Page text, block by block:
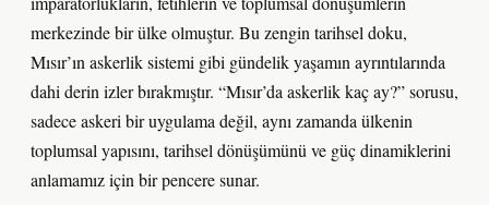
merkezinde bir ülke olmuştur. Bu zengin tarihsel doku,
Mısır’ın askerlik sistemi gibi gündelik yaşamın ayrıntılarında
dahi derin izler bırakmıştır. “Mısır’da askerlik kaç ay?” sorusu,
sadece askeri bir uygulama değil, aynı zamanda ülkenin
toplumsal yapısını, tarihsel dönüşümünü ve güç dinamiklerini
anlamamız için bir pencere sunar.